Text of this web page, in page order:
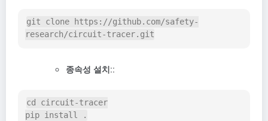
git clone https://github.com/safety-
research/circuit-tracer.git
종속성 설치::
cd
circuit-tracer
pip install .